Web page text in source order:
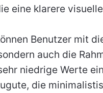
eine klarere
Benutzer mit
auch die
niedrige Werte
die